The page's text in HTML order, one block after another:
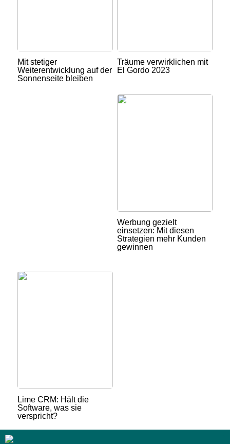
Mit stetiger
Weiterentwicklung auf der
Sonnenseite bleiben
Träume verwirklichen mit
El Gordo 2023
Werbung gezielt
einsetzen: Mit diesen
Strategien mehr Kunden
gewinnen
Lime CRM: Hält die
Software, was sie
verspricht?